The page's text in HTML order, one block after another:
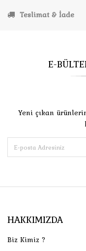
Teslimat & İade
E-
Yeni çıkan
HAKKIMIZDA
Biz Kimiz ?